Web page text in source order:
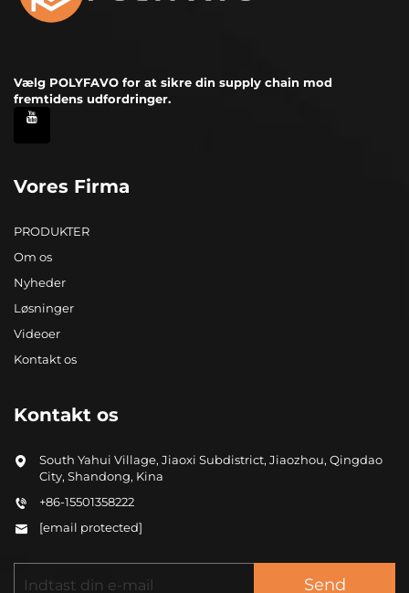
Vælg POLYFAVO for at sikre din supply chain mod
fremtidens udfordringer.
Vores Firma
PRODUKTER
Om os
Nyheder
Løsninger
Videoer
Kontakt os
Kontakt os
South Yahui Village, Jiaoxi Subdistrict, Jiaozhou, Qingdao
City, Shandong, Kina
+86-15501358222
[email protected]
Send